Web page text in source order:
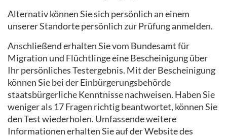
Alternativ können Sie sich persönlich an einem
unserer Standorte persönlich zur Prüfung anmelden.
Anschließend erhalten Sie vom Bundesamt für
Migration und Flüchtlinge eine Bescheinigung über
Ihr persönliches Testergebnis. Mit der Bescheinigung
können Sie bei der Einbürgerungsbehörde
staatsbürgerliche Kenntnisse nachweisen. Haben Sie
weniger als 17 Fragen richtig beantwortet, können Sie
den Test wiederholen. Umfassende weitere
Informationen erhalten Sie auf der Website des